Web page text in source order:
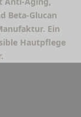
Beta-Glucan
Ein
Hautpflege